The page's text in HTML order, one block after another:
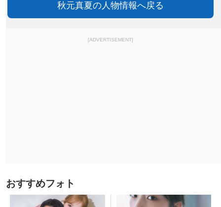
秋元真夏の人物情報へ戻る
[ADVERTISEMENT]
おすすめフォト